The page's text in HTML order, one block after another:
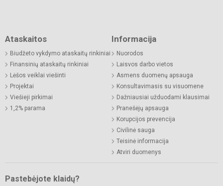
Ataskaitos
Biudžeto vykdymo ataskaitų rinkiniai
Finansinių ataskaitų rinkiniai
Lėšos veiklai viešinti
Projektai
Viešieji pirkimai
1,2% parama
Informacija
Nuorodos
Laisvos darbo vietos
Asmens duomenų apsauga
Konsultavimasis su visuomene
Dažniausiai užduodami klausimai
Pranešėjų apsauga
Korupcijos prevencija
Civilinė sauga
Teisinė informacija
Atviri duomenys
Pastebėjote klaidų?